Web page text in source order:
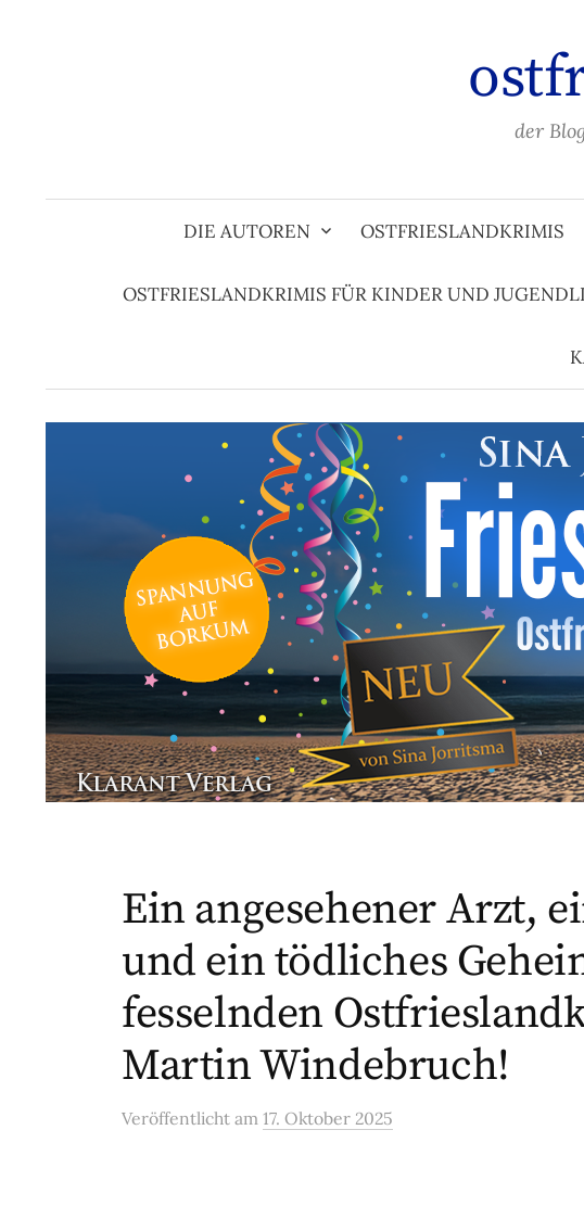
der
DIE AUTOREN OSTFRIESLANDKRIMIS
OSTFRIESLANDKRIMIS FÜR KINDER UND
Ein angesehener Arzt,
und ein tödliches
fesselnden
Martin Windebruch!
Veröffentlicht am 17. Oktober 2025